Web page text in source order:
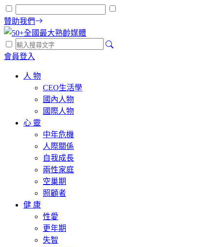
贊助我們
會員登入
人 物
CEO生活學
國內人物
國際人物
心 靈
中年危機
人際關係
自我成長
兩性家庭
空巢期
照顧者
健 康
性愛
更年期
失智